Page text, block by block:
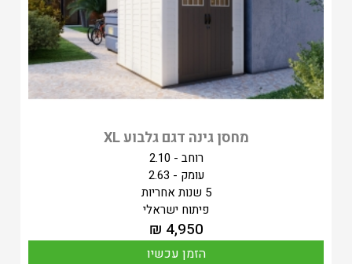
מחסן גינה דגם גלבוע XL
רוחב - 2.10
עומק - 2.63
5 שנות אחריות
פיתוח ישראלי
₪ 4,950
הזמן עכשיו